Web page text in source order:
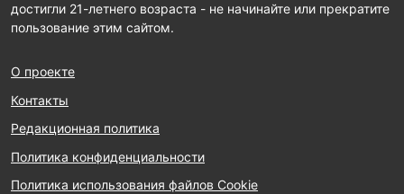
достигли 21-летнего возраста - не начинайте или прекратите
пользование этим сайтом.
О проекте
Контакты
Редакционная политика
Политика конфиденциальности
Политика использования файлов Cookie